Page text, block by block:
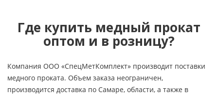
Где купить медный прокат
оптом и в розницу?
Компания ООО «СпецМетКомплект» производит поставки
медного проката. Объем заказа неограничен,
производится доставка по Самаре, области, а также в